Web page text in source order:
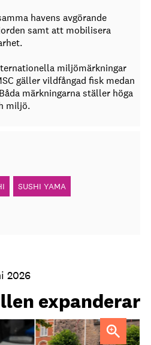
havens avgörande
samt att mobilisera
miljömärkningar
gäller vildfångad fisk medan
märkningarna ställer höga
miljö.
SUSHI YAMA
2026
expanderar